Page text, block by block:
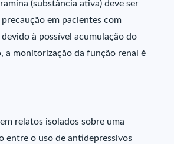
(substância ativa) deve ser
em pacientes com
à possível acumulação do
a monitorização da função renal é
relatos isolados sobre uma
entre o uso de antidepressivos